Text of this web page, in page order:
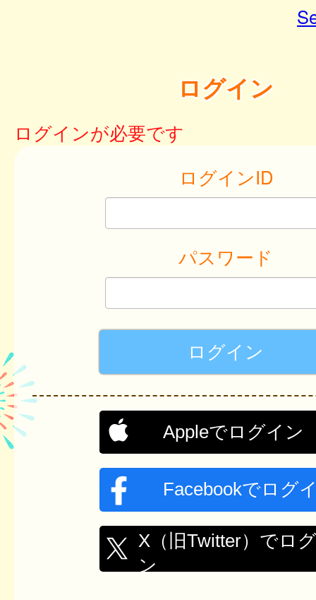
ログイン
ログインが必要です
ログインID
パスワード
Appleでログイン
Facebookでログ
X（旧Twitter）でロ
ン